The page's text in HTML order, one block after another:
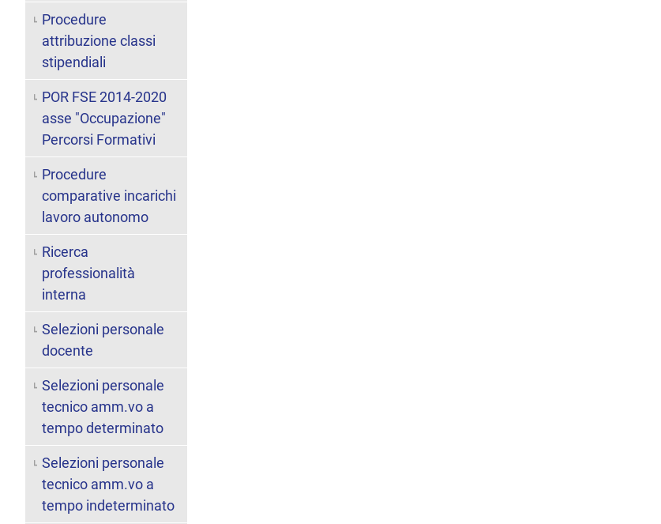
Procedure
attribuzione classi
stipendiali
POR FSE 2014-2020
asse "Occupazione"
Percorsi Formativi
Procedure
comparative incarichi
lavoro autonomo
Ricerca
professionalità
interna
Selezioni personale
docente
Selezioni personale
tecnico amm.vo a
tempo determinato
Selezioni personale
tecnico amm.vo a
tempo indeterminato